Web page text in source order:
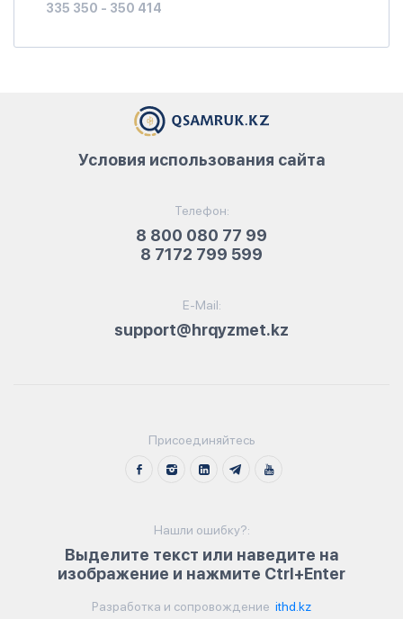
335 350 - 350 414
Телефон:
8 800 080 77 99
8 7172 799 599
E-Mail:
support@hrqyzmet.kz
Условия использования сайта
Присоединяйтесь
Нашли ошибку?:
Выделите текст или наведите на
изображение и нажмите Ctrl+Enter
Разработка и сопровождение ithd.kz